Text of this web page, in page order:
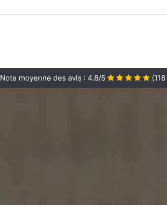
Note moyenne des avis : 4.8/5 (118